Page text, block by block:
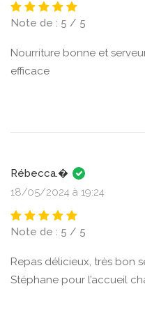
Note de : 5 / 5
Nourriture bonne et
efficace
Rébecca.�
18/05/2024 à 19:24
Note de : 5 / 5
Repas délicieux, très bon
Stéphane pour l’accueil